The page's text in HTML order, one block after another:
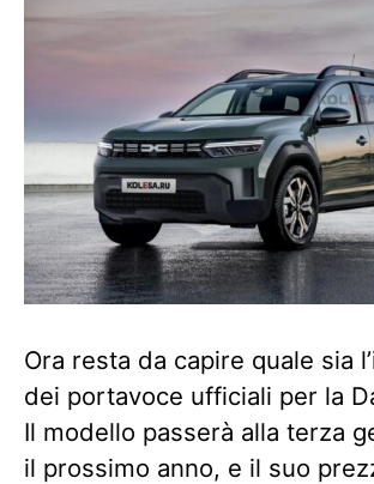
Ora resta da capire quale sia
dei portavoce ufficiali per la
Il modello passerà alla terza
il prossimo anno, e il suo